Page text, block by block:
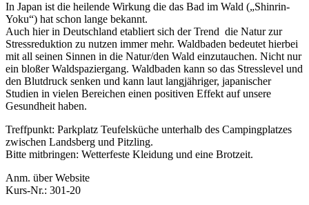
In Japan ist die heilende Wirkung die das Bad im Wald („Shinrin-
Yoku“) hat schon lange bekannt.
Auch hier in Deutschland etabliert sich der Trend die Natur zur
Stressreduktion zu nutzen immer mehr. Waldbaden bedeutet hierbei
mit all seinen Sinnen in die Natur/den Wald einzutauchen. Nicht nur
ein bloßer Waldspaziergang. Waldbaden kann so das Stresslevel und
den Blutdruck senken und kann laut langjähriger, japanischer
Studien in vielen Bereichen einen positiven Effekt auf unsere
Gesundheit haben.
Treffpunkt: Parkplatz Teufelsküche unterhalb des Campingplatzes
zwischen Landsberg und Pitzling.
Bitte mitbringen: Wetterfeste Kleidung und eine Brotzeit.
Anm. über Website
Kurs-Nr.: 301-20